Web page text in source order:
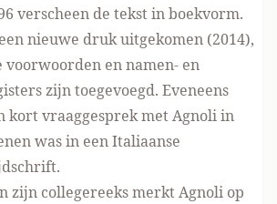
verscheen de tekst in boekvorm.
nieuwe druk uitgekomen (2014),
voorwoorden en namen- en
zijn toegevoegd. Eveneens
kort vraaggesprek met Agnoli in
was in een Italiaanse
zijn collegereeks merkt Agnoli op